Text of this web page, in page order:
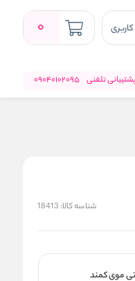
0
تلفنی 09040102095
شناسه کالا: 18413
موی کمند